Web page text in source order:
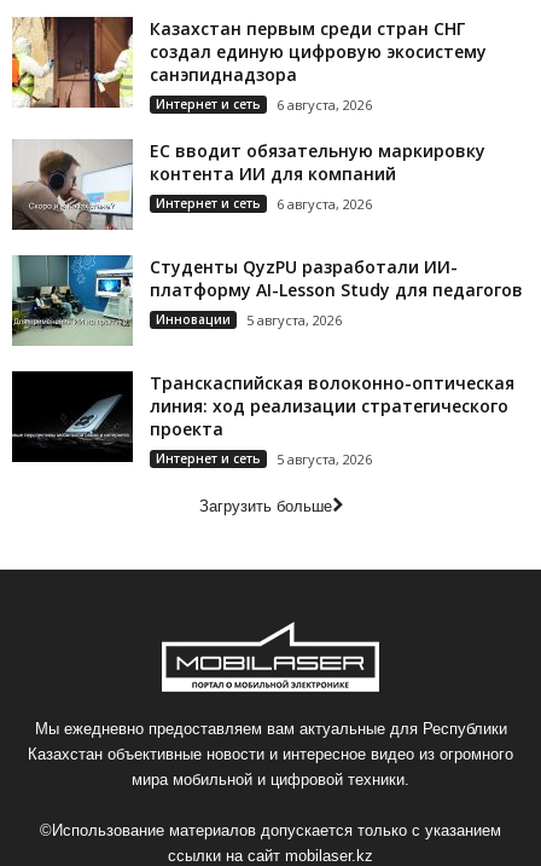
Казахстан первым среди стран СНГ
создал единую цифровую экосистему
санэпиднадзора
Интернет и сеть 6 августа, 2026
ЕС вводит обязательную маркировку
контента ИИ для компаний
Интернет и сеть 6 августа, 2026
Студенты QyzPU разработали ИИ-
платформу AI-Lesson Study для педагогов
Инновации 5 августа, 2026
Транскаспийская волоконно-оптическая
линия: ход реализации стратегического
проекта
Интернет и сеть 5 августа, 2026
Загрузить больше
Мы ежедневно предоставляем вам актуальные для Республики
Казахстан объективные новости и интересное видео из огромного
мира мобильной и цифровой техники.
©Использование материалов допускается только с указанием
ссылки на сайт mobilaser.kz